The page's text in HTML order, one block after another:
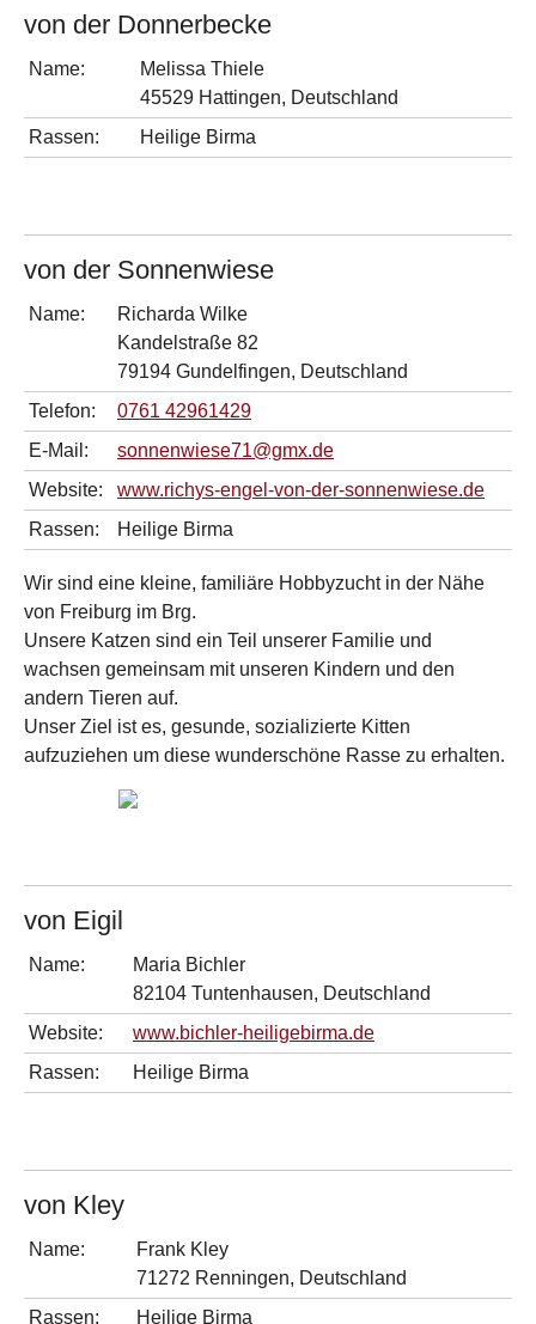
von der Donnerbecke
Name:
Melissa Thiele
45529 Hattingen, Deutschland
Rassen:
Heilige Birma
von der Sonnenwiese
Name:
Richarda Wilke
Kandelstraße 82
79194 Gundelfingen, Deutschland
Telefon:
0761 42961429
E-Mail:
sonnenwiese71@gmx.de
Website:
www.richys-engel-von-der-sonnenwiese.de
Rassen:
Heilige Birma
Wir sind eine kleine, familiäre Hobbyzucht in der Nähe
von Freiburg im Brg.
Unsere Katzen sind ein Teil unserer Familie und
wachsen gemeinsam mit unseren Kindern und den
andern Tieren auf.
Unser Ziel ist es, gesunde, sozializierte Kitten
aufzuziehen um diese wunderschöne Rasse zu erhalten.
von Eigil
Name:
Maria Bichler
82104 Tuntenhausen, Deutschland
Website:
www.bichler-heiligebirma.de
Rassen:
Heilige Birma
von Kley
Name:
Frank Kley
71272 Renningen, Deutschland
Rassen:
Heilige Birma